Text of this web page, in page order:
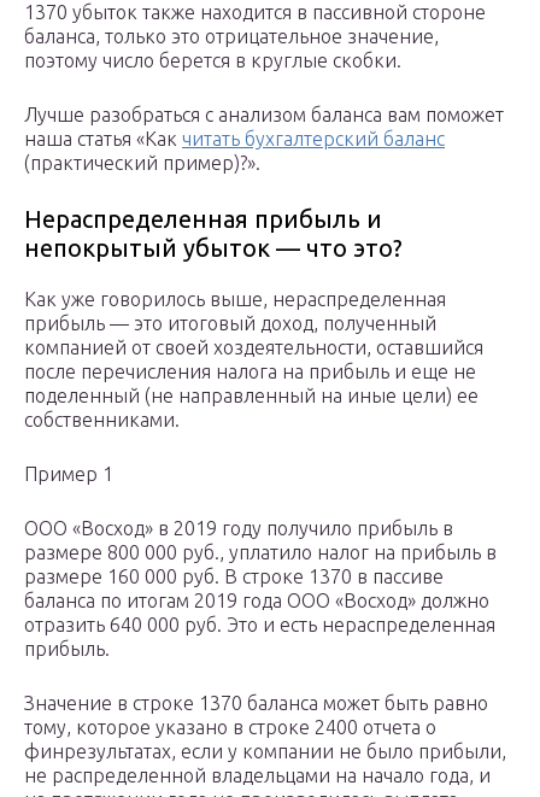
1370 убыток также находится в пассивной стороне
баланса, только это отрицательное значение,
поэтому число берется в круглые скобки.
Лучше разобраться с анализом баланса вам поможет
наша статья «Как читать бухгалтерский баланс
(практический пример)?».
Нераспределенная прибыль и
непокрытый убыток — что это?
Как уже говорилось выше, нераспределенная
прибыль — это итоговый доход, полученный
компанией от своей хоздеятельности, оставшийся
после перечисления налога на прибыль и еще не
поделенный (не направленный на иные цели) ее
собственниками.
Пример 1
ООО «Восход» в 2019 году получило прибыль в
размере 800 000 руб., уплатило налог на прибыль в
размере 160 000 руб. В строке 1370 в пассиве
баланса по итогам 2019 года ООО «Восход» должно
отразить 640 000 руб. Это и есть нераспределенная
прибыль.
Значение в строке 1370 баланса может быть равно
тому, которое указано в строке 2400 отчета о
финрезультатах, если у компании не было прибыли,
не распределенной владельцами на начало года, и